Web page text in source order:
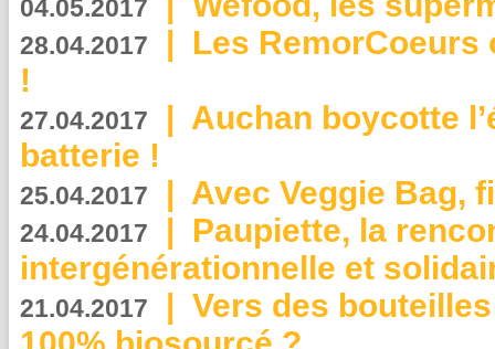
04.05.2017
28.04.2017 | Les RemorCoeurs
!
27.04.2017 | Auchan boycotte
batterie !
25.04.2017 | Avec Veggie Bag,
24.04.2017 | Paupiette, la
intergénérationnelle et
21.04.2017 | Vers des